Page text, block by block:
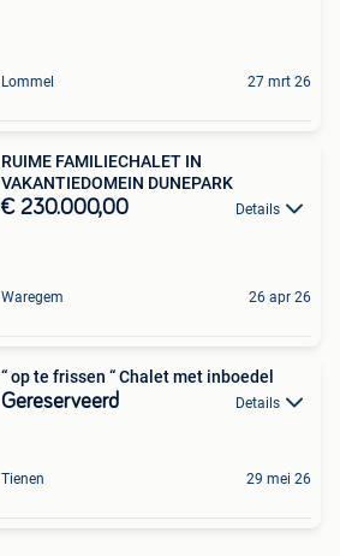
Lommel 27 mrt 26
RUIME FAMILIECHALET IN
VAKANTIEDOMEIN DUNEPARK
€ 230.000,00 Details
Waregem 26 apr 26
“ op te frissen “ Chalet met inboedel
Gereserveerd Details
Tienen 29 mei 26